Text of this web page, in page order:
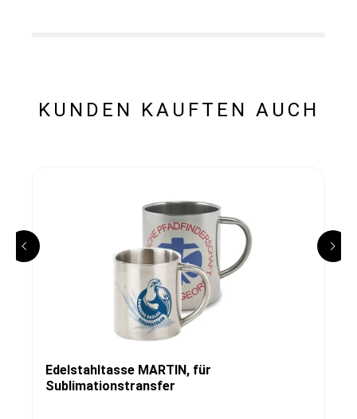
KUNDEN KAUFTEN AUCH
Edelstahltasse MARTIN, für
Sublimationstransfer